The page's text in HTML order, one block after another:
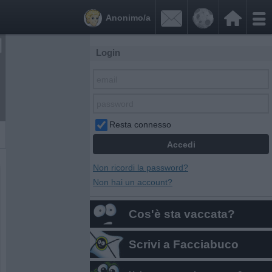


Anonimo/a
Login
Resta connesso
Non ricordi la password?
Non hai un account?
Cos'è sta vaccata?
Scrivi a Facciabuco